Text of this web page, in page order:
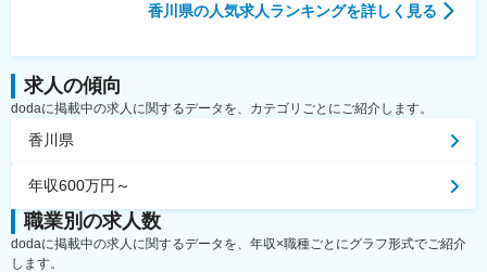
香川県の人気求人ランキングを詳しく見る
求人の傾向
dodaに掲載中の求人に関するデータを、カテゴリごとにご紹介します。
香川県
年収600万円～
職業別の求人数
dodaに掲載中の求人に関するデータを、年収×職種ごとにグラフ形式でご紹介
します。